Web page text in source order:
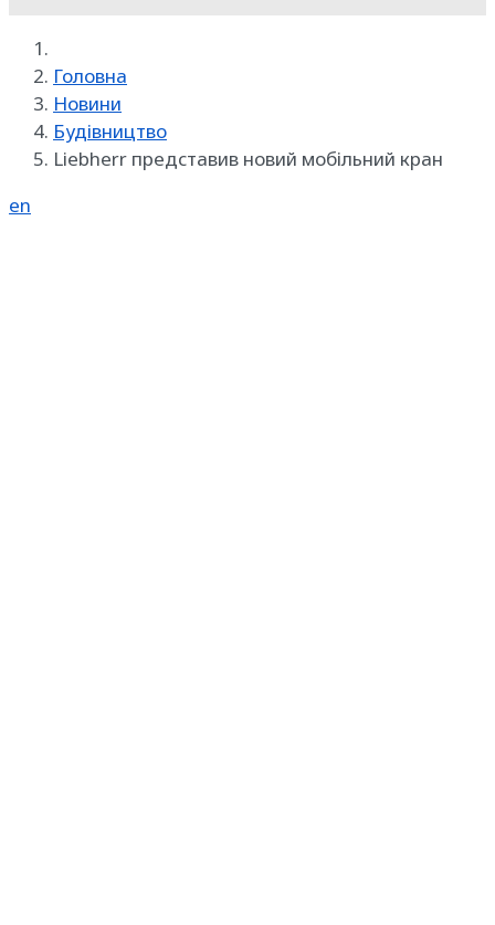
Головна
Новини
Будівництво
Liebherr представив новий мобільний кран
en